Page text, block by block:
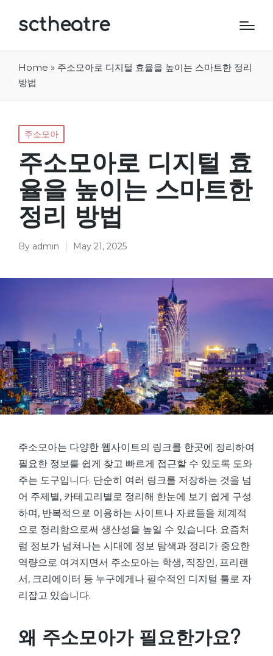
sctheatre
Home » 주소모아로 디지털 효율을 높이는 스마트한 정리
방법
Posted
in
주소모아
주소모아로 디지털 효
율을 높이는 스마트한
정리 방법
Posted
By admin May 21, 2025
주소모아는 다양한 웹사이트의 링크를 한곳에 정리하여
필요한 정보를 쉽게 찾고 빠르게 접근할 수 있도록 도와
주는 도구입니다. 단순히 여러 링크를 저장하는 것을 넘
어 주제별, 카테고리별로 정리해 한눈에 보기 쉽게 구성
하며, 반복적으로 이용하는 사이트나 자료들을 체계적
으로 정리함으로써 생산성을 높일 수 있습니다. 요즘처
럼 정보가 넘쳐나는 시대에 정보 탐색과 정리가 중요한
역량으로 여겨지면서 주소모아는 학생, 직장인, 프리랜
서, 크리에이터 등 누구에게나 필수적인 디지털 툴로 자
리잡고 있습니다.
왜 주소모아가 필요한가요?